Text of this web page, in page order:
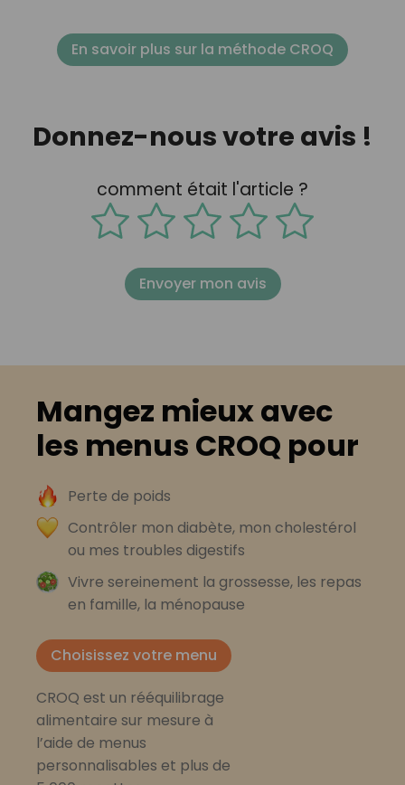
En savoir plus sur la méthode CROQ
Donnez-nous votre avis !
comment était l'article ?
Envoyer mon avis
Mangez mieux avec
les menus CROQ pour
Perte de poids
Contrôler mon diabète, mon cholestérol
ou mes troubles digestifs
Vivre sereinement la grossesse, les repas
en famille, la ménopause
Choisissez votre menu
CROQ est un rééquilibrage
alimentaire sur mesure à
l’aide de menus
personnalisables et plus de